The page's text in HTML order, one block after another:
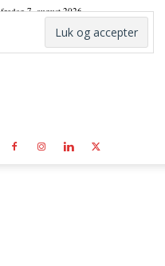
fredag 7. august 2026